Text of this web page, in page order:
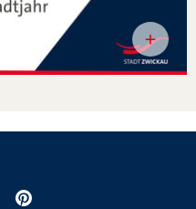
TeilenAnpinnen